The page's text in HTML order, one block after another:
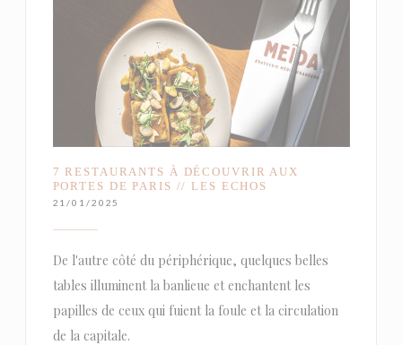
7 RESTAURANTS À DÉCOUVRIR AUX
PORTES DE PARIS // LES ECHOS
21/01/2025
De l'autre côté du périphérique, quelques belles
tables illuminent la banlieue et enchantent les
papilles de ceux qui fuient la foule et la circulation
de la capitale.